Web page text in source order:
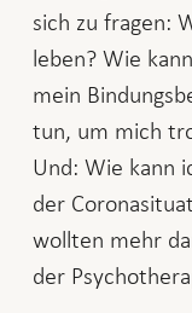
sich zu fragen:
leben? Wie
mein
tun, um mich
Und: Wie kann
der
wollten mehr
der